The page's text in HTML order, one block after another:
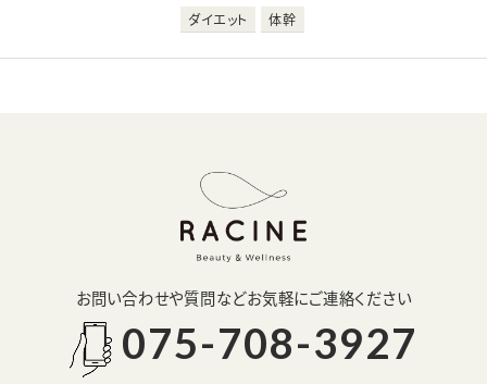
ダイエット 体幹
お問い合わせや質問などお気軽にご連絡ください
075-708-3927